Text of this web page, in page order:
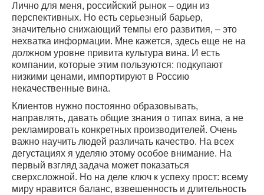
Лично для меня, российский рынок – один из
перспективных. Но есть серьезный барьер,
значительно снижающий темпы его развития, – это
нехватка информации. Мне кажется, здесь еще не на
должном уровне привита культура вина. И есть
компании, которые этим пользуются: подкупают
низкими ценами, импортируют в Россию
некачественные вина.
Клиентов нужно постоянно образовывать,
направлять, давать общие знания о типах вина, а не
рекламировать конкретных производителей. Очень
важно научить людей различать качество. На всех
дегустациях я уделяю этому особое внимание. На
первый взгляд задача может показаться
сверхсложной. Но на деле ключ к успеху прост: всему
миру нравится баланс, взвешенность и длительность